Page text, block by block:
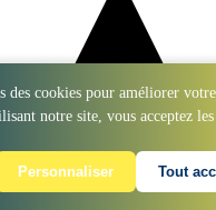
des cookies pour améliorer
notre site, vous acceptez
Personnaliser Tout